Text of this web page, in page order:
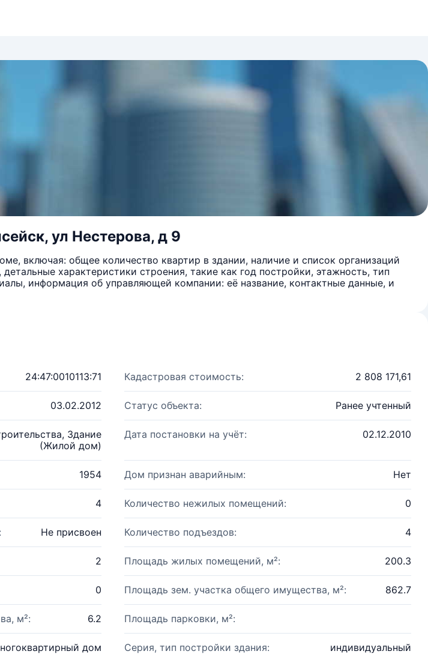
ул Нестерова, д 9
включая: общее количество квартир в здании, наличие и список организаций
характеристики строения, такие как год постройки, этажность, тип
информация об управляющей компании: её название, контактные данные, и
24:47:0010113:71 Кадастровая стоимость: 2 808 171,61
03.02.2012 Статус объекта: Ранее учтенный
Здание
(Жилой дом)
Дата постановки на учёт: 02.12.2010
1954 Дом признан аварийным: Нет
4 Количество нежилых помещений: 0
Не присвоен Количество подъездов: 4
2 Площадь жилых помещений, м²: 200.3
0 Площадь зем. участка общего имущества, м²: 862.7
м²: 6.2 Площадь парковки, м²:
дом Серия, тип постройки здания: индивидуальный